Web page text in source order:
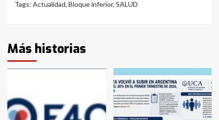
Tags: Actualidad, Bloque inferior, SALUD
Más historias